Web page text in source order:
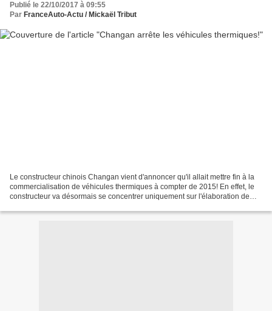
Publié le 22/10/2017 à 09:55
Par FranceAuto-Actu / Mickaël Tribut
Le constructeur chinois Changan vient d'annoncer qu'il allait mettre fin à la
commercialisation de véhicules thermiques à compter de 2015! En effet, le
constructeur va désormais se concentrer uniquement sur l'élaboration de